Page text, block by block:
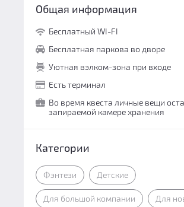
Общая информация
Бесплатный WI-FI
Бесплатная паркова во дворе
Уютная вэлком-зона при входе
Есть терминал
Во время квеста личные вещи
запираемой камере хранения
Категории
Фэнтези Детские
Для большой компании Для